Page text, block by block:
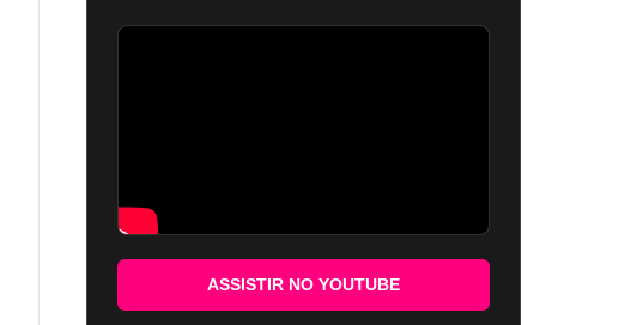
ASSISTIR NO YOUTUBE